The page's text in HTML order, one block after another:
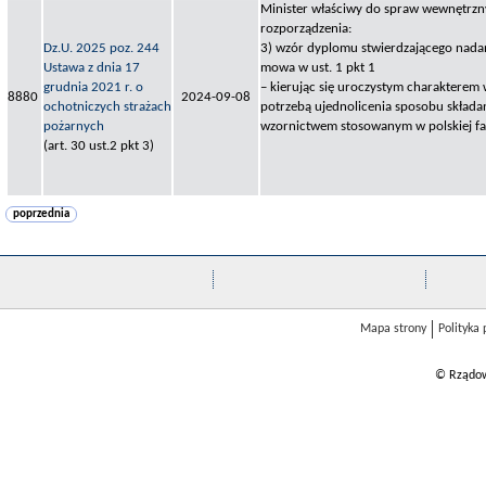
8880
Dz.U. 2025 poz. 244
Ustawa z dnia 17
grudnia 2021 r. o
ochotniczych strażach
pożarnych
(art. 30 ust.2 pkt 3)
2024-09-08
Minister właściwy do spraw
rozporządzenia:
3) wzór dyplomu stwierdzającego
mowa w ust. 1 pkt 1
– kierując się uroczystym charakterem
potrzebą ujednolicenia sposobu
wzornictwem stosowanym w polskiej
poprzednia
Mapa strony Polityka
©